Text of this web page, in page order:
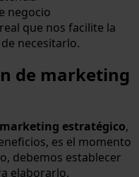
negocio
que nos facilite la
necesitarlo.
de marketing
estratégico,
es el momento
debemos establecer
elaborarlo.